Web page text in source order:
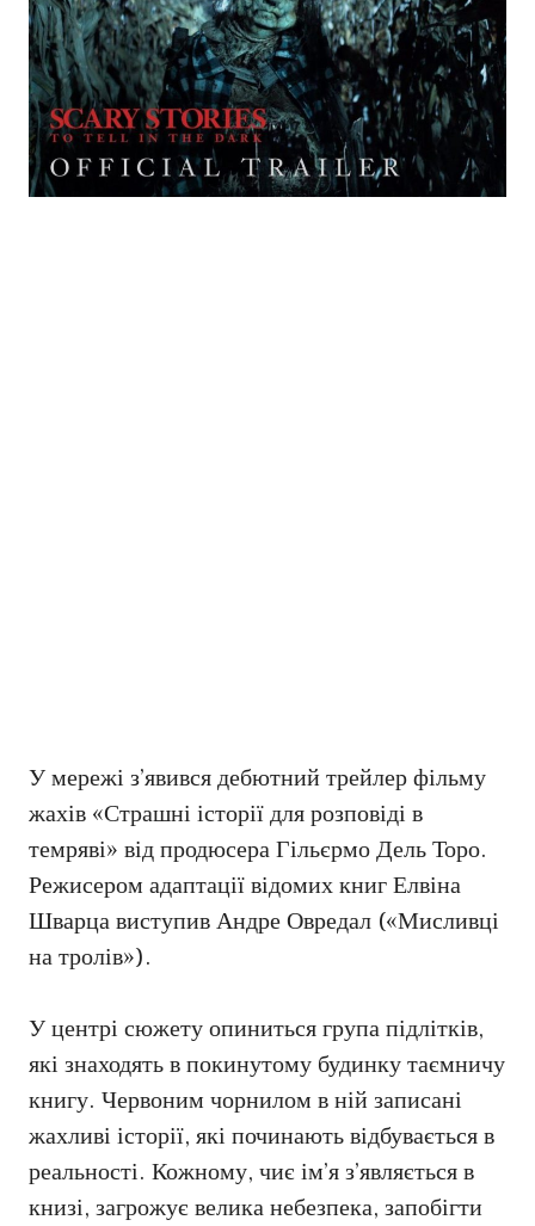
У мережі з’явився дебютний трейлер фільму
жахів «Страшні історії для розповіді в
темряві» від продюсера Гільєрмо Дель Торо.
Режисером адаптації відомих книг Елвіна
Шварца виступив Андре Овредал («Мисливці
на тролів»).
У центрі сюжету опиниться група підлітків,
які знаходять в покинутому будинку таємничу
книгу. Червоним чорнилом в ній записані
жахливі історії, які починають відбувається в
реальності. Кожному, чиє ім’я з’являється в
книзі, загрожує велика небезпека, запобігти